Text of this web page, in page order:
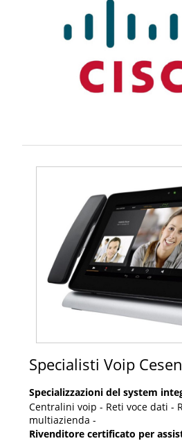
Specialisti Voip
Specializzazioni del system
Centralini voip - Reti voce dati -
multiazienda -
Rivenditore certificato per